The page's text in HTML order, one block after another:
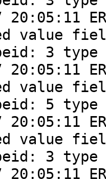
20:05:11
value
3 type
20:05:11
value
5 type
20:05:11
value
3 type
20:05:11